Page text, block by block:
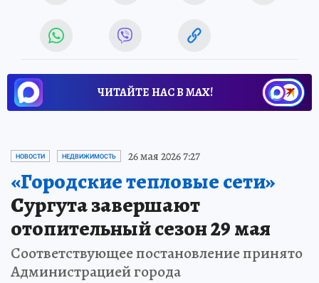
ЧИТАЙТЕ НАС В МАХ!
НОВОСТИ НЕДВИЖИМОСТЬ 26 мая 2026 7:27
«Городские тепловые сети»
Сургута завершают
отопительный сезон 29 мая
Соответствующее постановление принято
Администрацией города